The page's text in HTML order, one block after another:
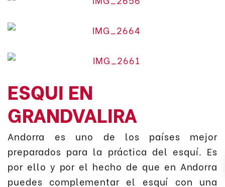
ESQUI EN
GRANDVALIRA
Andorra es uno de los países mejor
preparados para la práctica del esquí. Es
por ello y por el hecho de que en Andorra
puedes complementar el esquí con una